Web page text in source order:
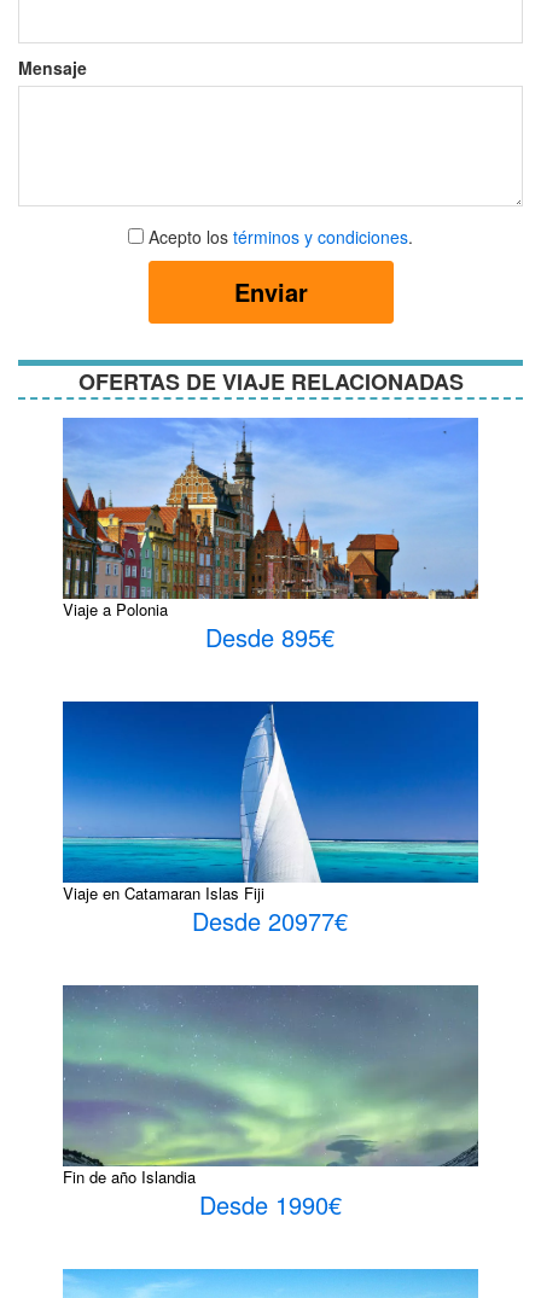
Mensaje
Aceptar
términos
Acepto los términos y condiciones.
Enviar
OFERTAS DE VIAJE RELACIONADAS
Viaje a Polonia
Desde 895€
Viaje en Catamaran Islas Fiji
Desde 20977€
Fin de año Islandia
Desde 1990€